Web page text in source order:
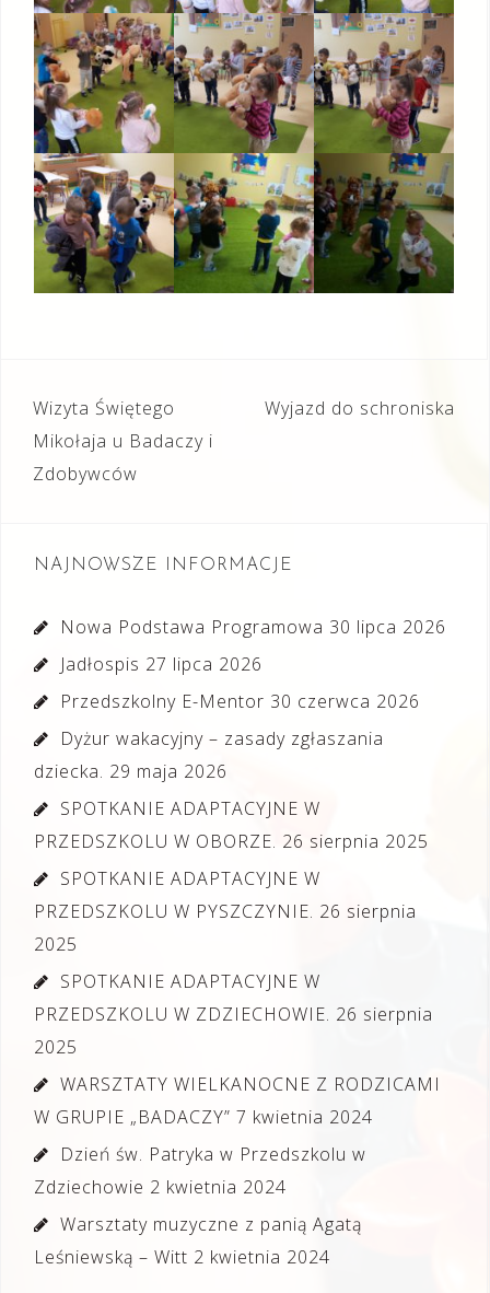
Nawigacja
wpisu
Wizyta Świętego
Mikołaja u Badaczy i
Zdobywców
Wyjazd do schroniska
NAJNOWSZE INFORMACJE
Nowa Podstawa Programowa 30 lipca 2026
Jadłospis 27 lipca 2026
Przedszkolny E-Mentor 30 czerwca 2026
Dyżur wakacyjny – zasady zgłaszania
dziecka. 29 maja 2026
SPOTKANIE ADAPTACYJNE W
PRZEDSZKOLU W OBORZE. 26 sierpnia 2025
SPOTKANIE ADAPTACYJNE W
PRZEDSZKOLU W PYSZCZYNIE. 26 sierpnia
2025
SPOTKANIE ADAPTACYJNE W
PRZEDSZKOLU W ZDZIECHOWIE. 26 sierpnia
2025
WARSZTATY WIELKANOCNE Z RODZICAMI
W GRUPIE „BADACZY” 7 kwietnia 2024
Dzień św. Patryka w Przedszkolu w
Zdziechowie 2 kwietnia 2024
Warsztaty muzyczne z panią Agatą
Leśniewską – Witt 2 kwietnia 2024